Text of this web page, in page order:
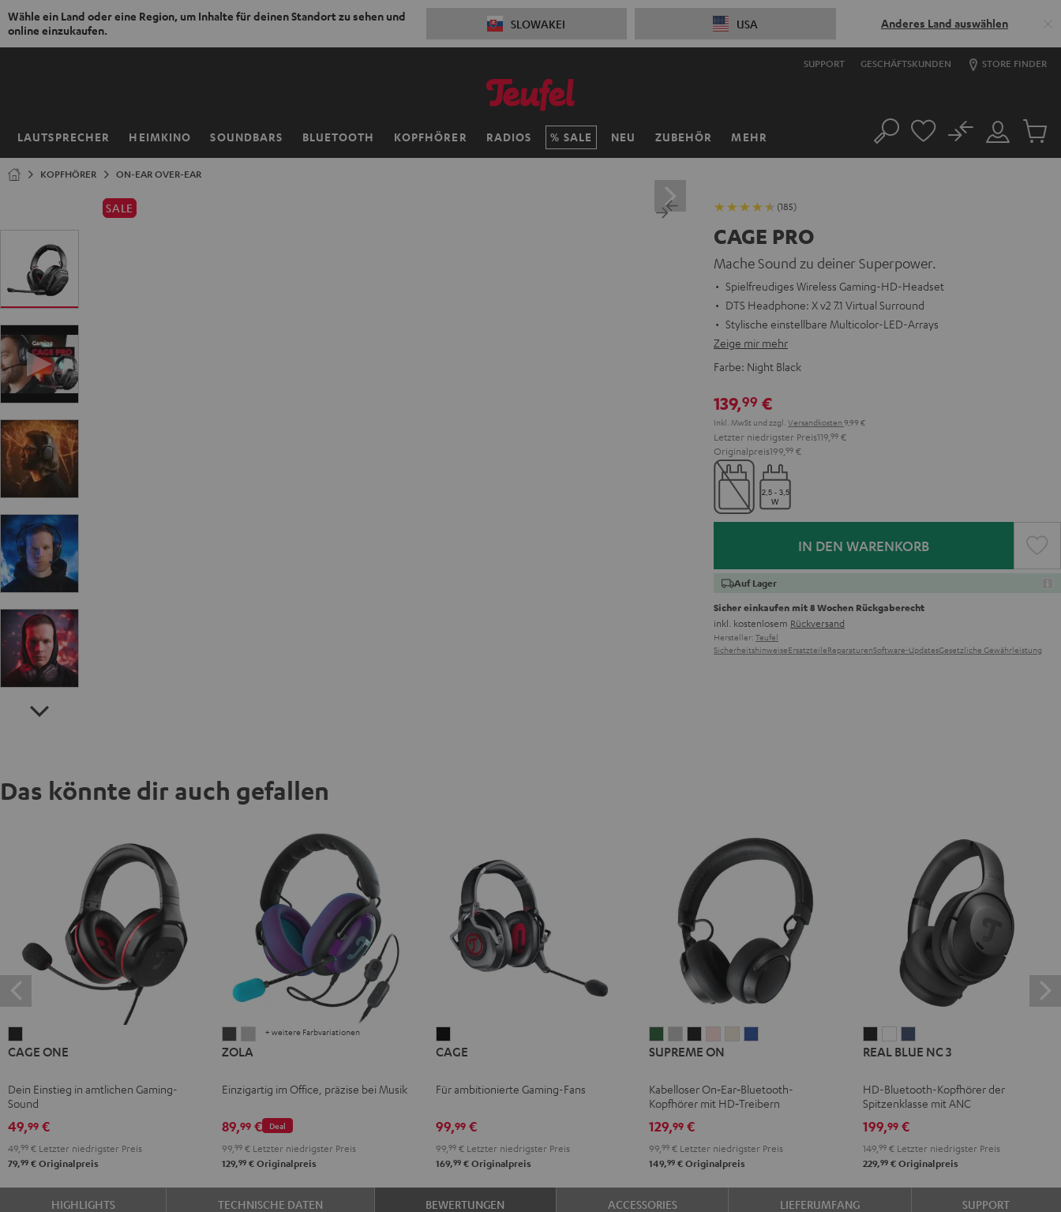
Wähle ein Land oder eine Region, um Inhalte für deinen Standort zu sehen und
online einzukaufen.
SLOWAKEI USA Anderes Land auswählen
ZUM
SUPPORT GESCHÄFTSKUNDEN STORE FINDER
LAUTSPRECHER HEIMKINO SOUNDBARS BLUETOOTH KOPFHÖRER RADIOS SALE NEU ZUBEHÖR MEHR
Startseite Suche
Mein
Konto
No
Artikel
KOPFHÖRER ON-EAR OVER-EAR
SALE (185)
CAGE PRO
Mache Sound zu deiner Superpower.
Spielfreudiges Wireless Gaming-HD-Headset
DTS Headphone: X v2 7.1 Virtual Surround
Stylische einstellbare Multicolor-LED-Arrays
Zeige mir mehr
Farbe: Night Black
139,99 €
Inkl. MwSt und zzgl. Versandkosten 9,99 €
Letzter niedrigster Preis119, 99 €
Originalpreis199, 99 €
IN DEN WARENKORB
Auf Lager
Sicher einkaufen mit 8 Wochen Rückgaberecht
inkl. kostenlosem Rückversand
Hersteller: Teufel
SicherheitshinweiseErsatzteileReparaturenSoftware-UpdatesGesetzliche Gewährleistung
Das könnte dir auch gefallen
ONE
Black
CAGE ONE
Dein Einstieg in amtlichen Gaming-
Sound
49,99 €
49, 99 € Letzter niedrigster Preis
79,99 € Originalpreis
Dark
ZOLA
+ weitere Farbvariationen
ZOLA
Einzigartig im Office, präzise bei Musik
Deal
89,99€
99, 99€Letzter niedrigster Preis
129,99€Originalpreis
Schwarz
CAGE
Für ambitionierte Gaming-Fans
99,99€
99, 99€Letzter niedrigster Preis
169,99€Originalpreis
ON
Green
ON
Gray
ON
Black
ON
GoldWhiteBlue
SUPREME ON
Kabelloser On‑Ear‑Bluetooth-
Kopfhörer mit HD‑Treibern
129,99 €
99,99 € Letzter niedrigster Preis
149,99 € Originalpreis
BLUE
3
Night
Black
BLUE
3
Pearl
White
BLUE
3
Steel
REAL BLUE NC 3
HD-Bluetooth-Kopfhörer der
Spitzenklasse mit ANC
199,99 €
149,99 € Letzter niedrigster Preis
229,99 € Originalpreis
HIGHLIGHTS TECHNISCHE DATEN BEWERTUNGEN ACCESSORIES LIEFERUMFANG SUPPORT